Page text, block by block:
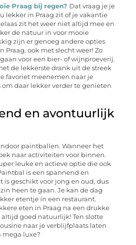
Praag bij regen? Dat vraag je je
lekker in Praag zit of je vakantie
zit het weer niet altijd mee en
de natuur in voor mooie
zijn er genoeg andere opties
Praag, ook met slecht weer! Zo
voor een bier- of wijnproeverij.
de lekkerste drank uit de streek
favoriet meenemen naar je
daar lekker verder te genieten
en avontuurlijk
paintballen. Wanneer het
naar activiteiten voor binnen.
leuke en actieve optie die ook
is een spannend en
is geschikt voor jong en oud, dus
heen te gaan. Je kan de dag
etentje in een restaurant.
eten in Praag na een drukke
goed natuurlijk! Ten slotte
naar je verblijfplaats laten
mega luxe?